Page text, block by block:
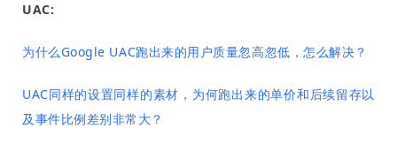
UAC:
为什么Google UAC跑出来的用户质量忽高忽低，怎么解决？
UAC同样的设置同样的素材，为何跑出来的单价和后续留存以
及事件比例差别非常大？